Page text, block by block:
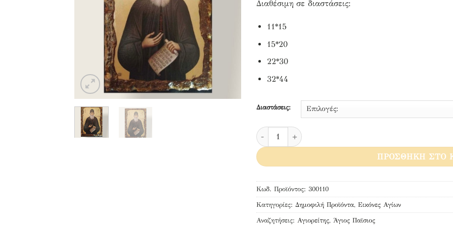
Διαθέσιμη σε διαστάσεις:
11*15
15*20
22*30
32*44
Διαστάσεις:
Άγιος Παίσιος ο Αγιορείτης ποσότητα
ΠΡΟΣΘΉΚΗ ΣΤΟ
Κωδ. Προϊόντος: 300110
Κατηγορίες: Δημοφιλή Προϊόντα, Εικόνες Αγίων
Αναζητήσεις: Αγιορείτης, Άγιος Παϊσιος